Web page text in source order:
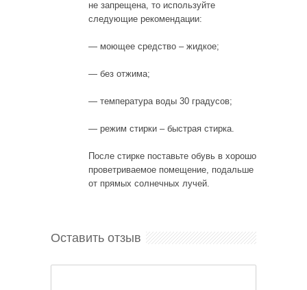
не запрещена, то используйте
следующие рекомендации:
— моющее средство – жидкое;
— без отжима;
— температура воды 30 градусов;
— режим стирки – быстрая стирка.
После стирке поставьте обувь в хорошо
проветриваемое помещение, подальше
от прямых солнечных лучей.
Оставить отзыв